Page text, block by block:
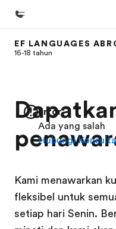
Beranda
Daftar program
Lihat semua program
Kantor dan sekolah
Tentang kami
EF LANGUAGES
16-18 tahun
Kami menawarkan
fleksibel untuk
setiap hari Senin.
Error
Ada yang salah
Hubungi